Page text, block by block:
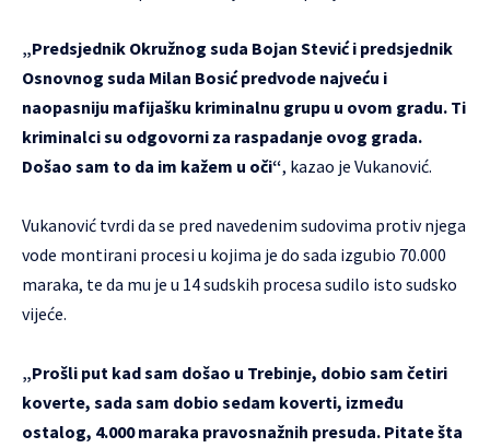
„Predsjednik Okružnog suda Bojan Stević i predsjednik
Osnovnog suda Milan Bosić predvode najveću i
naopasniju mafijašku kriminalnu grupu u ovom gradu. Ti
kriminalci su odgovorni za raspadanje ovog grada.
Došao sam to da im kažem u oči“, kazao je Vukanović.
Vukanović tvrdi da se pred navedenim sudovima protiv njega
vode montirani procesi u kojima je do sada izgubio 70.000
maraka, te da mu je u 14 sudskih procesa sudilo isto sudsko
vijeće.
„Prošli put kad sam došao u Trebinje, dobio sam četiri
koverte, sada sam dobio sedam koverti, između
ostalog, 4.000 maraka pravosnažnih presuda. Pitate šta